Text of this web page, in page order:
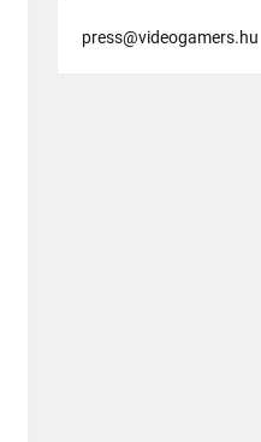
press@videogamers.hu